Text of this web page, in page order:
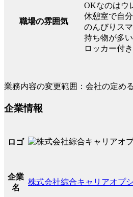
職場の雰囲気
OKなのはウ
休憩室で自分
のんびりス
持ち物が多
ロッカー付
業務内容の変更範囲：会社の定め
企業情報
ロゴ
企業
名
株式会社綜合キャリアオプ